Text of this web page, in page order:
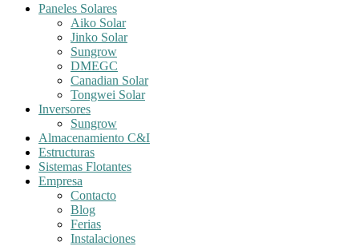
Toggle
navigation
Paneles Solares
Aiko Solar
Jinko Solar
Sungrow
DMEGC
Canadian Solar
Tongwei Solar
Inversores
Sungrow
Almacenamiento C&I
Estructuras
Sistemas Flotantes
Empresa
Contacto
Blog
Ferias
Instalaciones